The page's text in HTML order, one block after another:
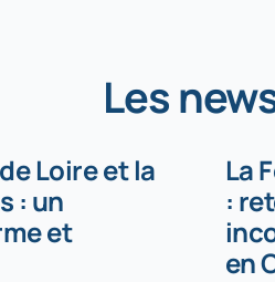
Les
Loire et la
: un
et
La
:
en